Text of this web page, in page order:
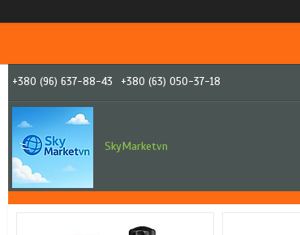
+380 (96) 637-88-43 +380 (63) 050-37-18
SkyMarketvn